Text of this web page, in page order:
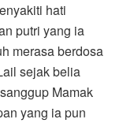
hati
putri yang ia
merasa berdosa
sejak belia
Mamak
yang ia pun